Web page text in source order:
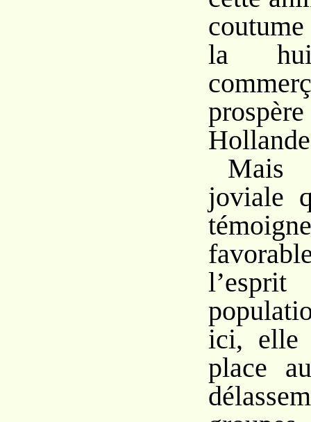
la
Mais
joviale
témoigne
ici, elle
place